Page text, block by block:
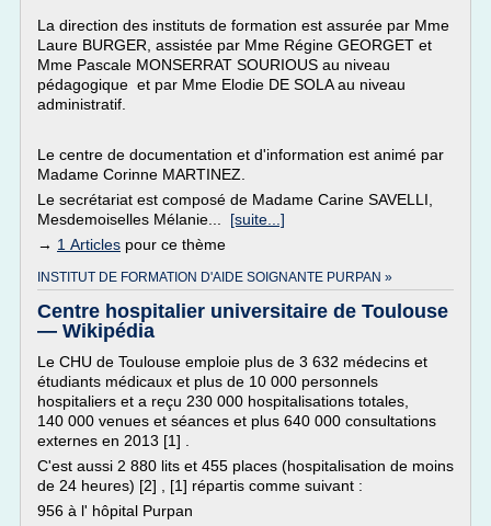
La direction des instituts de formation est assurée par Mme
Laure BURGER, assistée par Mme Régine GEORGET et
Mme Pascale MONSERRAT SOURIOUS au niveau
pédagogique et par Mme Elodie DE SOLA au niveau
administratif.
Le centre de documentation et d'information est animé par
Madame Corinne MARTINEZ.
Le secrétariat est composé de Madame Carine SAVELLI,
Mesdemoiselles Mélanie... [suite...]
→ 1 Articles pour ce thème
INSTITUT DE FORMATION D'AIDE SOIGNANTE PURPAN »
Centre hospitalier universitaire de Toulouse
— Wikipédia
Le CHU de Toulouse emploie plus de 3 632 médecins et
étudiants médicaux et plus de 10 000 personnels
hospitaliers et a reçu 230 000 hospitalisations totales,
140 000 venues et séances et plus 640 000 consultations
externes en 2013 [1] .
C'est aussi 2 880 lits et 455 places (hospitalisation de moins
de 24 heures) [2] , [1] répartis comme suivant :
956 à l' hôpital Purpan